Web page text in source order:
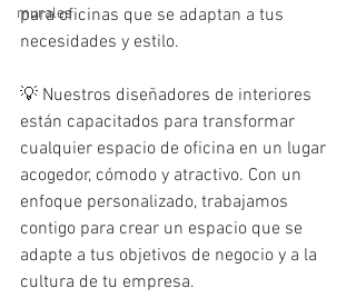
murales
para oficinas que se adaptan a tus
necesidades y estilo.
💡 Nuestros diseñadores de interiores
están capacitados para transformar
cualquier espacio de oficina en un lugar
acogedor, cómodo y atractivo. Con un
enfoque personalizado, trabajamos
contigo para crear un espacio que se
adapte a tus objetivos de negocio y a la
cultura de tu empresa.